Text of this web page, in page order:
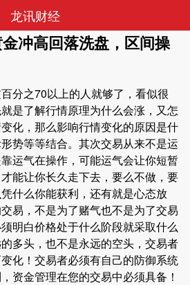
龙讯财经
冲高回落洗盘，区间操
分之70以上的人就够了，看似很
是了解行情原理为什么会涨，又怎
化，那么影响行情变化的原因是什
势等等结合。其次交易从来不是运
运气在操作，可能运气会让你短暂
能让你长久走下去，要么不做，要
什么你能获利，还有就是心态放
易，不是为了赌气也不是为了交易
明白价格处于什么阶段就采取什么
多头，也不是永远的空头，交易者
化！交易者必须有自己的防御系统
资金管理在您的交易中必须具备！